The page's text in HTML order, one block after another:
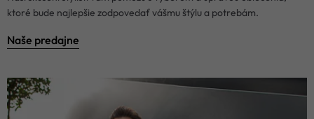
ktoré bude najlepšie zodpovedať vášmu štýlu a potrebám.
Naše predajne